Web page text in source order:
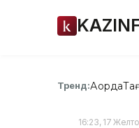
Тренд:Ақорда
16:23, 17